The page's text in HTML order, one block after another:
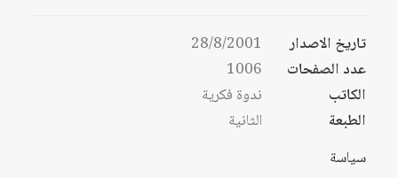
تاريخ الاصدار
28/8/2001
عدد الصفحات
1006
الكاتب
ندوة فكرية
الطبعة
الثانية
سياسة